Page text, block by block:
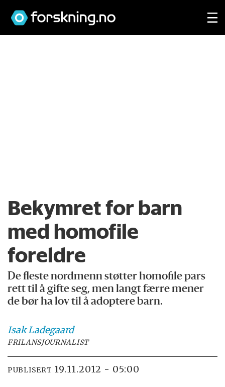
Bekymret for barn
med homofile
foreldre
De fleste nordmenn støtter homofile pars
rett til å gifte seg, men langt færre mener
de bør ha lov til å adoptere barn.
IsakLadegaard
FRILANSJOURNALIST
PUBLISERT 19.11.2012 - 05:00